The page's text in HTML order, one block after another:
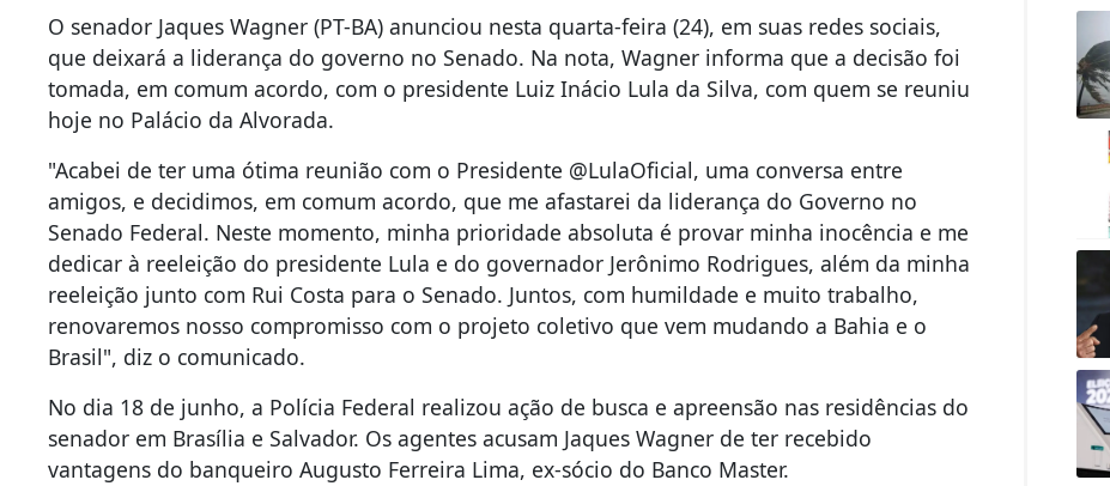
O senador Jaques Wagner (PT-BA) anunciou nesta quarta-feira (24), em suas redes sociais,
que deixará a liderança do governo no Senado. Na nota, Wagner informa que a decisão foi
tomada, em comum acordo, com o presidente Luiz Inácio Lula da Silva, com quem se reuniu
hoje no Palácio da Alvorada.
"Acabei de ter uma ótima reunião com o Presidente @LulaOficial, uma conversa entre
amigos, e decidimos, em comum acordo, que me afastarei da liderança do Governo no
Senado Federal. Neste momento, minha prioridade absoluta é provar minha inocência e me
dedicar à reeleição do presidente Lula e do governador Jerônimo Rodrigues, além da minha
reeleição junto com Rui Costa para o Senado. Juntos, com humildade e muito trabalho,
renovaremos nosso compromisso com o projeto coletivo que vem mudando a Bahia e o
Brasil", diz o comunicado.
No dia 18 de junho, a Polícia Federal realizou ação de busca e apreensão nas residências do
senador em Brasília e Salvador. Os agentes acusam Jaques Wagner de ter recebido
vantagens do banqueiro Augusto Ferreira Lima, ex-sócio do Banco Master.